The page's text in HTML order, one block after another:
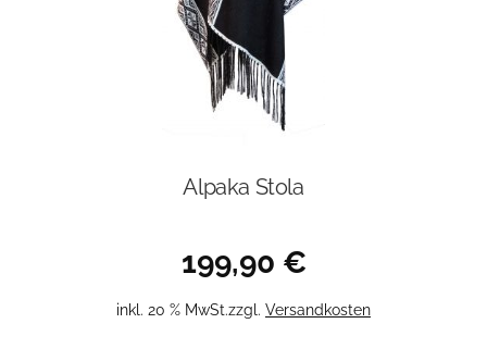
Alpaka Stola
199,90 €
inkl. 20 % MwSt.zzgl. Versandkosten